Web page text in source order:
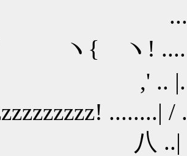
ヽ{ ヽ!
........| /
......... |